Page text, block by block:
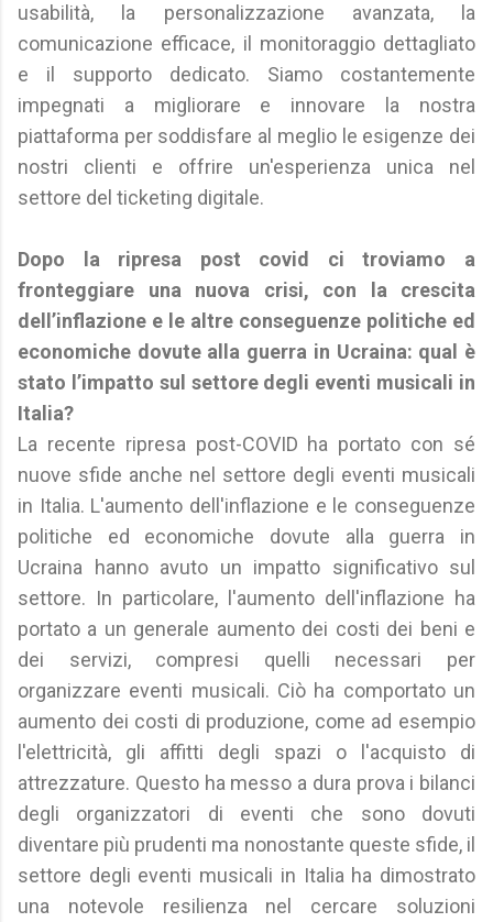
usabilità, la personalizzazione avanzata, la
comunicazione efficace, il monitoraggio dettagliato
e il supporto dedicato. Siamo costantemente
impegnati a migliorare e innovare la nostra
piattaforma per soddisfare al meglio le esigenze dei
nostri clienti e offrire un'esperienza unica nel
settore del ticketing digitale.
Dopo la ripresa post covid ci troviamo a
fronteggiare una nuova crisi, con la crescita
dell’inflazione e le altre conseguenze politiche ed
economiche dovute alla guerra in Ucraina: qual è
stato l’impatto sul settore degli eventi musicali in
Italia?
La recente ripresa post-COVID ha portato con sé
nuove sfide anche nel settore degli eventi musicali
in Italia. L'aumento dell'inflazione e le conseguenze
politiche ed economiche dovute alla guerra in
Ucraina hanno avuto un impatto significativo sul
settore. In particolare, l'aumento dell'inflazione ha
portato a un generale aumento dei costi dei beni e
dei servizi, compresi quelli necessari per
organizzare eventi musicali. Ciò ha comportato un
aumento dei costi di produzione, come ad esempio
l'elettricità, gli affitti degli spazi o l'acquisto di
attrezzature. Questo ha messo a dura prova i bilanci
degli organizzatori di eventi che sono dovuti
diventare più prudenti ma nonostante queste sfide, il
settore degli eventi musicali in Italia ha dimostrato
una notevole resilienza nel cercare soluzioni